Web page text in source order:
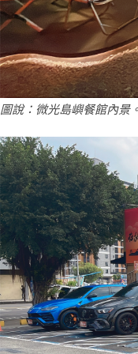
圖說：微光島嶼餐館內景